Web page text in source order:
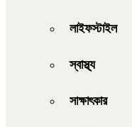
লাইফস্টাইল
স্বাস্থ্য
সাক্ষাৎকার